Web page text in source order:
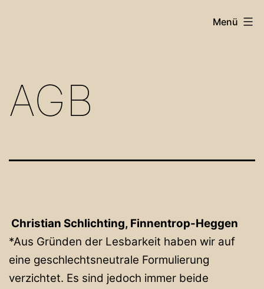
Dozent
Menü
AGB
Christian Schlichting, Finnentrop-Heggen
*Aus Gründen der Lesbarkeit haben wir auf
eine geschlechtsneutrale Formulierung
verzichtet. Es sind jedoch immer beide